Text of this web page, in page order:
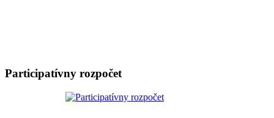
Participatívny rozpočet